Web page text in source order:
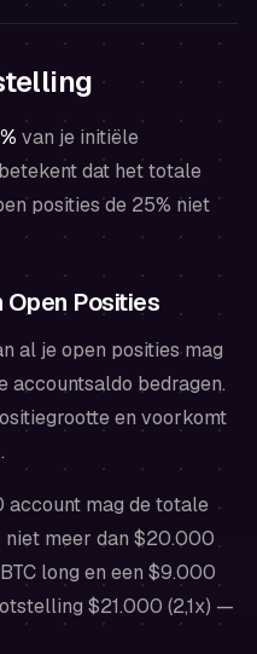
van je initiële
dat het totale
posities de 25% niet
Open Posities
al je open posities mag
accountsaldo bedragen.
en voorkomt
account mag de totale
niet meer dan $20.000
long en een $9.000
$21.000 (2,1x) —